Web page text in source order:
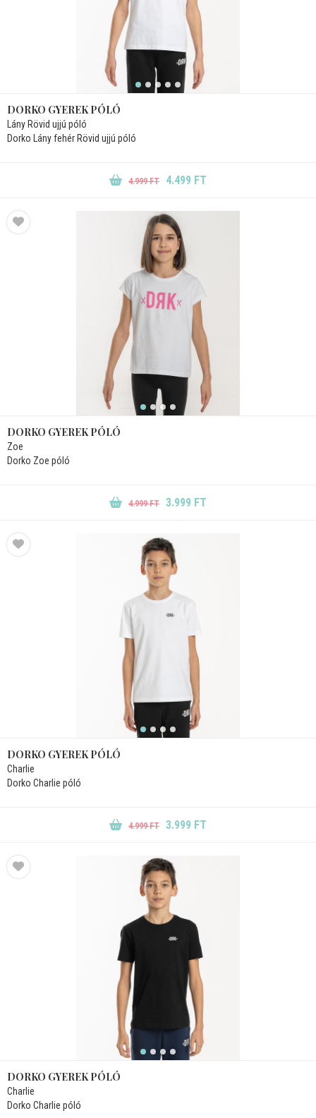
DORKO GYEREK PÓLÓ
Lány Rövid ujjú póló
Dorko Lány fehér Rövid ujjú póló
4.999 FT 4.499 FT
DORKO GYEREK PÓLÓ
Zoe
Dorko Zoe póló
4.999 FT 3.999 FT
DORKO GYEREK PÓLÓ
Charlie
Dorko Charlie póló
4.999 FT 3.999 FT
DORKO GYEREK PÓLÓ
Charlie
Dorko Charlie póló